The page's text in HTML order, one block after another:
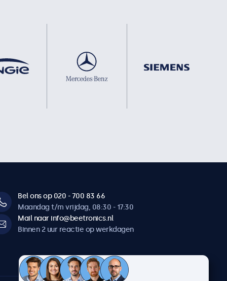
Bel ons op 020 - 700 83 66
Maandag t/m vrijdag, 08:30 - 17:30
Mail naar info@beetronics.nl
Binnen 2 uur reactie op werkdagen